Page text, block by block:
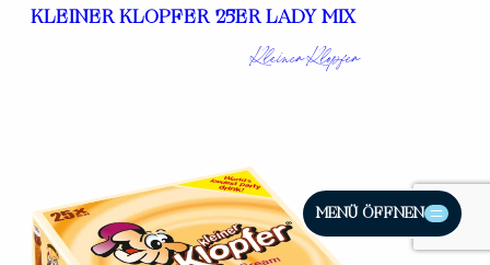
KLEINER KLOPFER 25ER LADY MIX
Kleiner Klopfer